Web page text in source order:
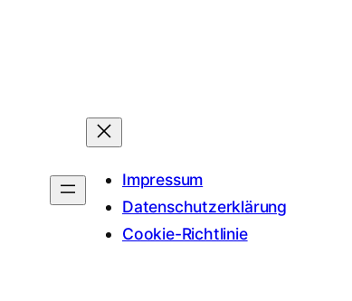
Impressum
Datenschutzerklärung
Cookie-Richtlinie